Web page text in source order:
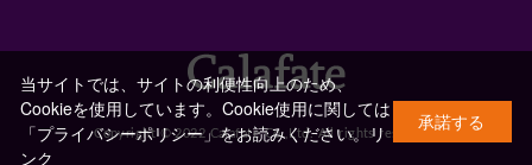
Copyright © 2022 Calafate Co.,Ltd. All rights reserved.
当サイトでは、サイトの利便性向上のため、
Cookieを使用しています。Cookie使用に関しては
「プライバシーポリシー」をお読みください。リ
ンク
承諾する